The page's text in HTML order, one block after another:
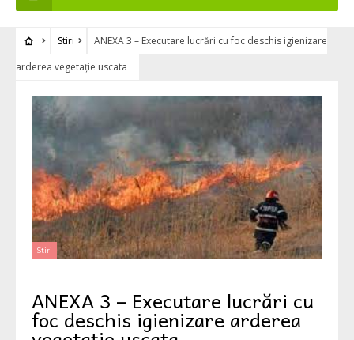
Stiri
ANEXA 3 – Executare lucrări cu foc deschis igienizare
arderea vegetație uscata
Stiri
ANEXA 3 – Executare lucrări cu
foc deschis igienizare arderea